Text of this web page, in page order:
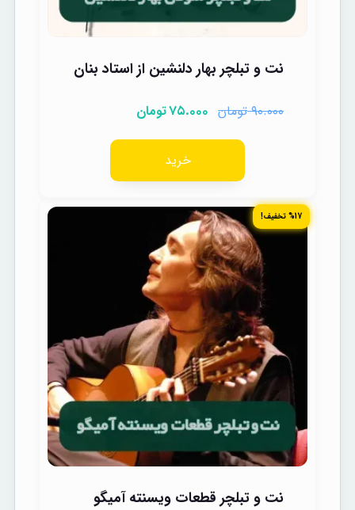
نت و تبلچر بهار دلنشین از استاد بنان
۹۰.۰۰۰ تومان ۷۵.۰۰۰تومان
خرید
%17 تخفیف!
نت و تبلچر قطعات ویسنته آمیگو